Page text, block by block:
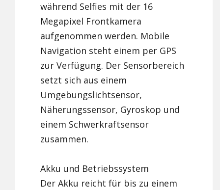
während Selfies mit der 16
Megapixel Frontkamera
aufgenommen werden. Mobile
Navigation steht einem per GPS
zur Verfügung. Der Sensorbereich
setzt sich aus einem
Umgebungslichtsensor,
Näherungssensor, Gyroskop und
einem Schwerkraftsensor
zusammen.
Akku und Betriebssystem
Der Akku reicht für bis zu einem